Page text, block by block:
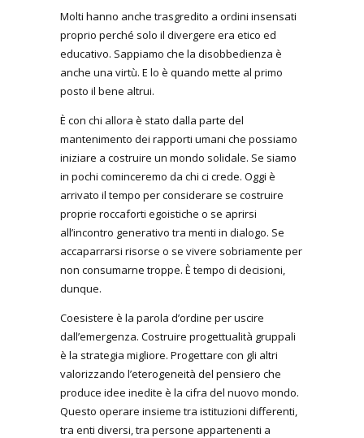
Molti hanno anche trasgredito a ordini insensati
proprio perché solo il divergere era etico ed
educativo. Sappiamo che la disobbedienza è
anche una virtù. E lo è quando mette al primo
posto il bene altrui.
È con chi allora è stato dalla parte del
mantenimento dei rapporti umani che possiamo
iniziare a costruire un mondo solidale. Se siamo
in pochi cominceremo da chi ci crede. Oggi è
arrivato il tempo per considerare se costruire
proprie roccaforti egoistiche o se aprirsi
all’incontro generativo tra menti in dialogo. Se
accaparrarsi risorse o se vivere sobriamente per
non consumarne troppe. È tempo di decisioni,
dunque.
Coesistere è la parola d’ordine per uscire
dall’emergenza. Costruire progettualità gruppali
è la strategia migliore. Progettare con gli altri
valorizzando l’eterogeneità del pensiero che
produce idee inedite è la cifra del nuovo mondo.
Questo operare insieme tra istituzioni differenti,
tra enti diversi, tra persone appartenenti a